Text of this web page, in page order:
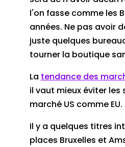
l'on fasse comme les
années. Ne pas avoir
juste quelques
tourner la boutique
La tendance des
il vaut mieux éviter les
marché US comme EU.
Il y a quelques titres
places Bruxelles et